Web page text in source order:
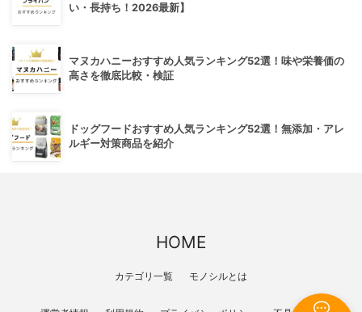
い・長持ち！2026最新】
マヌカハニーおすすめ人気ランキング52選！味や栄養価の
高さを徹底比較・検証
ドッグフードおすすめ人気ランキング52選！無添加・アレ
ルギー対策商品を紹介
HOME
カテゴリ一覧 モノシルとは